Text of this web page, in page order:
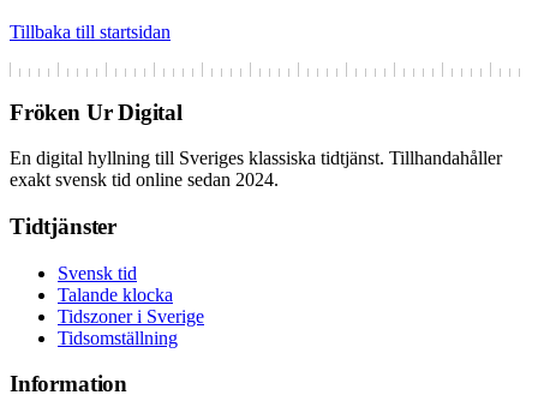
Tillbaka till startsidan
Fröken Ur Digital
En digital hyllning till Sveriges klassiska tidtjänst. Tillhandahåller
exakt svensk tid online sedan 2024.
Tidtjänster
Svensk tid
Talande klocka
Tidszoner i Sverige
Tidsomställning
Information